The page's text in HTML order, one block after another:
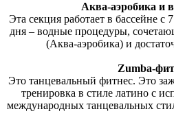
Аква-аэробика и
Эта секция работает в бассейне с
дня – водные процедуры,
(Аква-аэробика) и
Zumba-
Это танцевальный фитнес. Это
тренировка в стиле латино с
международных танцевальных